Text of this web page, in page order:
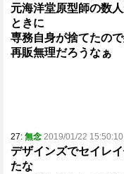
元海洋堂原型師の数
ときに
専務自身が捨てたの
再販無理だろうなぁ
27: 無念 2019/01/22 15:50:10
デザインズでセイレ
たな